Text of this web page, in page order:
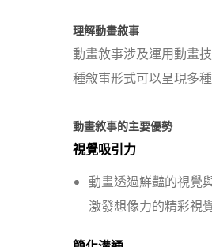
理解動畫敘事
動畫敘事涉及運用動畫
種敘事形式可以呈現多
動畫敘事的主要優勢
視覺吸引力
動畫透過鮮豔的視覺
激發想像力的精彩視